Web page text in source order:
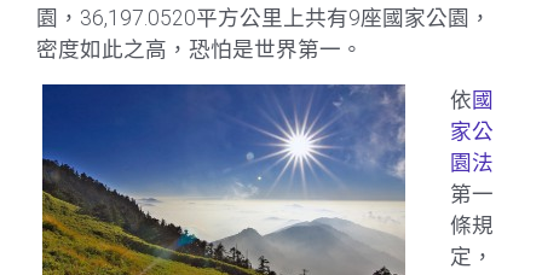
園，36,197.0520平方公里上共有9座國家公園，
密度如此之高，恐怕是世界第一。
依 國
家公
園法
第一
條規
定，